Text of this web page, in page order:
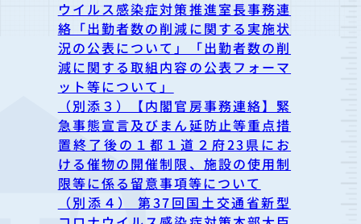
ウイルス感染症対策推進室長事務連
絡「出勤者数の削減に関する実施状
況の公表について」「出勤者数の削
減に関する取組内容の公表フォーマ
ット等について」
（別添３）【内閣官房事務連絡】緊
急事態宣言及びまん延防止等重点措
置終了後の１都１道２府23県にお
ける催物の開催制限、施設の使用制
限等に係る留意事項等について
（別添４） 第37回国土交通省新型